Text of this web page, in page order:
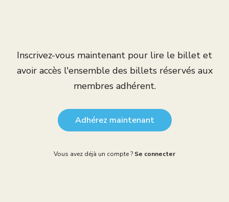
Inscrivez-vous maintenant pour lire le billet et
avoir accès l'ensemble des billets réservés aux
membres adhérent.
Adhérez maintenant
Vous avez déjà un compte ? Se connecter